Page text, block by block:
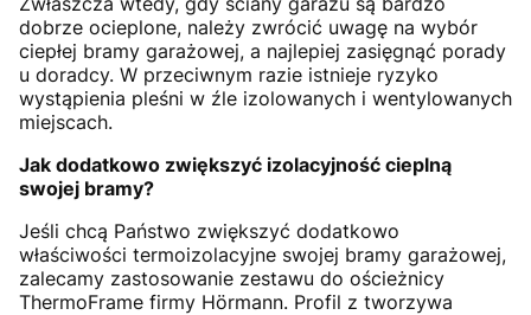
dobrze ocieplone, należy zwrócić uwagę na wybór
ciepłej bramy garażowej, a najlepiej zasięgnąć porady
u doradcy. W przeciwnym razie istnieje ryzyko
wystąpienia pleśni w źle izolowanych i wentylowanych
miejscach.
Jak dodatkowo zwiększyć izolacyjność cieplną
swojej bramy?
Jeśli chcą Państwo zwiększyć dodatkowo
właściwości termoizolacyjne swojej bramy garażowej,
zalecamy zastosowanie zestawu do ościeżnicy
ThermoFrame firmy Hörmann. Profil z tworzywa